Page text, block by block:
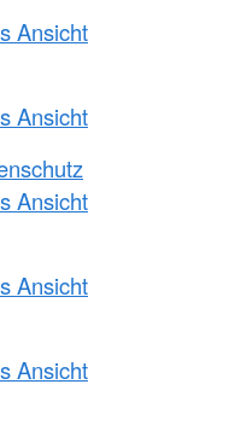
Ansicht
Ansicht
Ansicht
Ansicht
Ansicht